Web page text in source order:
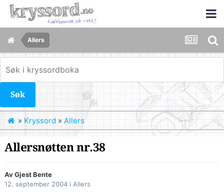
Allers
Søk
» Kryssord » Allers
Allersnøtten nr.38
Av Gjest Bente
12. september 2004 i Allers